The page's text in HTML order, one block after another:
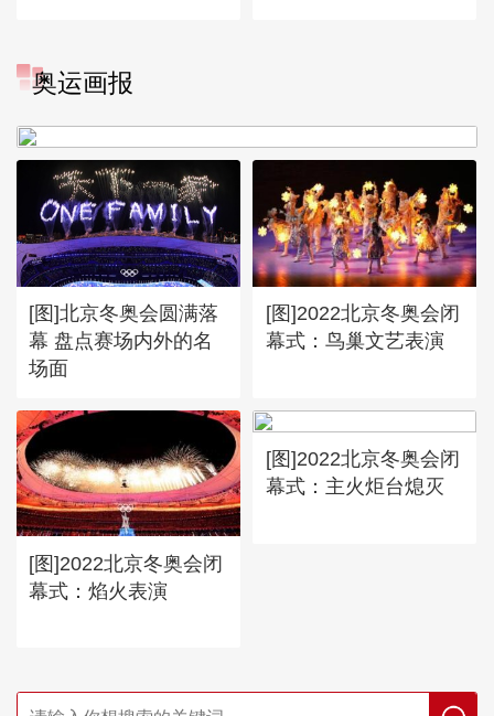
奥运画报
[图]冬奥会冬残奥会表彰大会
[图]北京冬奥会圆满落
幕 盘点赛场内外的名
场面
[图]2022北京冬奥会闭
幕式：鸟巢文艺表演
[图]2022北京冬奥会闭
幕式：焰火表演
[图]2022北京冬奥会闭
幕式：主火炬台熄灭